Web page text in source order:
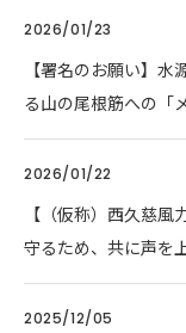
2026/01/23
【署名のお願い】
る山の尾根筋への「
2026/01/22
【（仮称）西久慈
守るため、共に声を
2025/12/05